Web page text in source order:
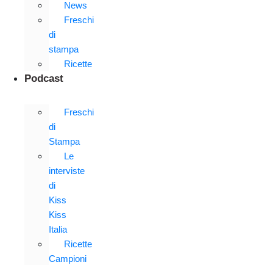
News
Freschi
di
stampa
Ricette
Podcast
Freschi
di
Stampa
Le
interviste
di
Kiss
Kiss
Italia
Ricette
Campioni